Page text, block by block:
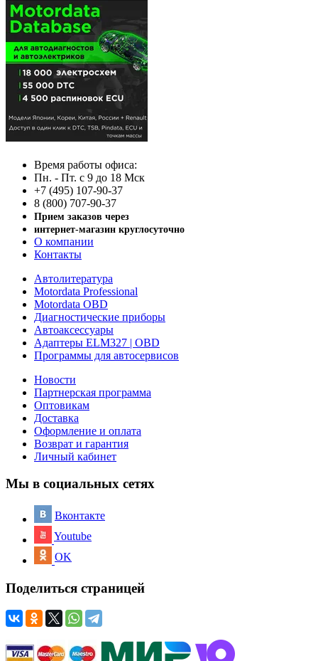
Время работы офиса:
Пн. - Пт. с 9 до 18 Мск
+7 (495) 107-90-37
8 (800) 707-90-37
Прием заказов через
интернет-магазин круглосуточно
О компании
Контакты
Автолитература
Motordata Professional
Motordata OBD
Диагностические приборы
Автоаксессуары
Адаптеры ELM327 | OBD
Программы для автосервисов
Новости
Партнерская программа
Оптовикам
Доставка
Оформление и оплата
Возврат и гарантия
Личный кабинет
Мы в социальных сетях
Вконтакте
Youtube
OK
Поделиться страницей